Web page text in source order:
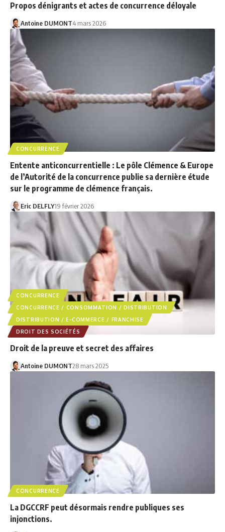
Propos dénigrants et actes de concurrence déloyale
Antoine DUMONT4 mars 2026
CONCURRENCE
Entente anticoncurrentielle : Le pôle Clémence & Europe
de l’Autorité de la concurrence publie sa dernière étude
sur le programme de clémence français.
Eric DELFLY19 février 2026
CONCURRENCE
CONCURRENCE / CONSOMMATION / DISTRIBUTION
DISTRIBUTION / E-COMMERCE / FRANCHISE
DROIT DES SOCIÉTÉS
Droit de la preuve et secret des affaires
Antoine DUMONT28 mars 2025
CONCURRENCE
La DGCCRF peut désormais rendre publiques ses
injonctions.